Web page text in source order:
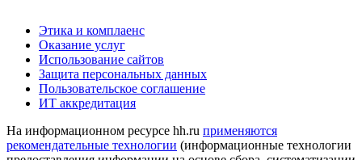
Этика и комплаенс
Оказание услуг
Использование сайтов
Защита персональных данных
Пользовательское соглашение
ИТ аккредитация
На информационном ресурсе hh.ru применяются
рекомендательные технологии (информационные технологии